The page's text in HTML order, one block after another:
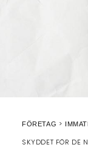
FÖRETAG
SKYDDET FÖR DE